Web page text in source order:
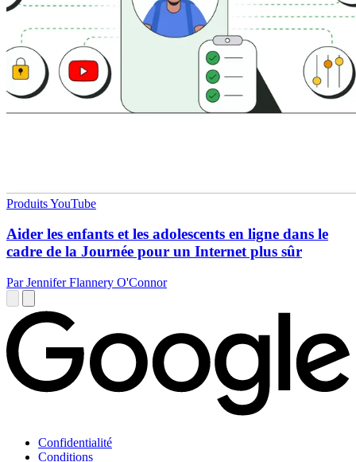
Produits YouTube
Aider les enfants et les adolescents en ligne dans le
cadre de la Journée pour un Internet plus sûr
Par Jennifer Flannery O'Connor
Confidentialité
Conditions